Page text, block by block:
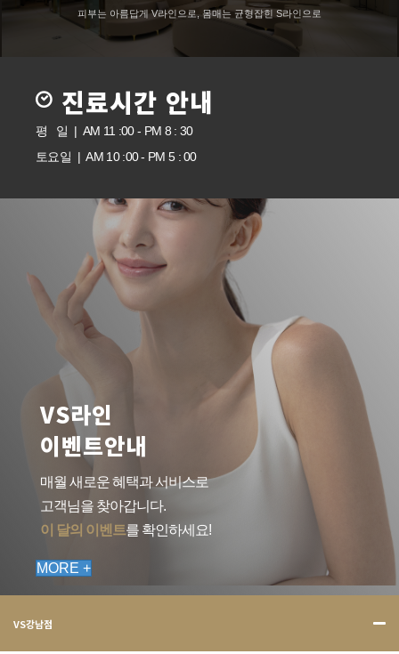
피부는 아름답게 V라인으로, 몸매는 균형잡힌 S라인으로
진료시간 안내
평 일 | AM 11 :00 - PM 8 : 30
토요일 | AM 10 :00 - PM 5 : 00
VS라인
이벤트안내
매월 새로운 혜택과 서비스로
고객님을 찾아갑니다.
이 달의 이벤트를 확인하세요!
MORE +
VS강남점